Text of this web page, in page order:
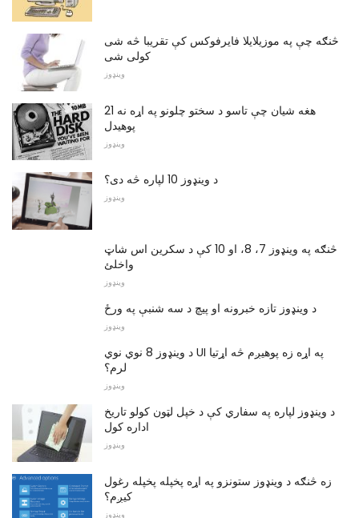
څنګه چې په موزیلایلا فایرفوکس کې تقریبا څه شی
کولی شی
وینډوز
21 هغه شیان چې تاسو د سختو چلونو په اړه نه
پوهیدل
وینډوز
د وینډوز 10 لپاره څه دی؟
وینډوز
څنګه په وینډوز 7، 8، او 10 کې د سکرین اس شاټ
واخلئ
وینډوز
د وينډوز تازه خبرونه او پيچ د سه شنبې په ورځ
وینډوز
د وینډوز 8 نوي نوي UI په اړه زه پوهیږم څه اړتیا
لرم؟
وینډوز
د وینډوز لپاره په سفاري کې د خپل لټون کولو تاریخ
اداره کول
وینډوز
زه څنګه د وینډوز ستونزو په اړه پخپله پخپله رغول
کیږم؟
وینډوز